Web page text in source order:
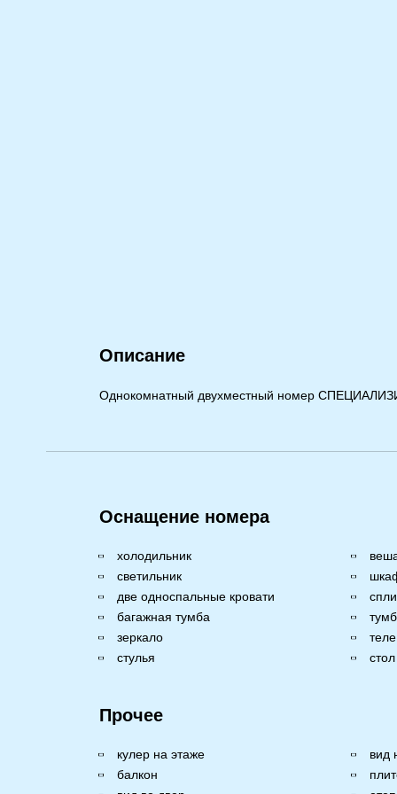
Описание
Однокомнатный двухместный номер
Оснащение номера
холодильник
светильник
две односпальные кровати
багажная тумба
зеркало
стулья
стол
Прочее
кулер на этаже
балкон
вид